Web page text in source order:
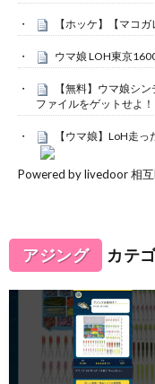
【ホッケ】【マコ
ウマ娘 LOH東京
【無料】ウマ娘シ
ファイルをゲットせよ
【ウマ娘】LoH走
Powered by livedoor 相互
アジング カテ